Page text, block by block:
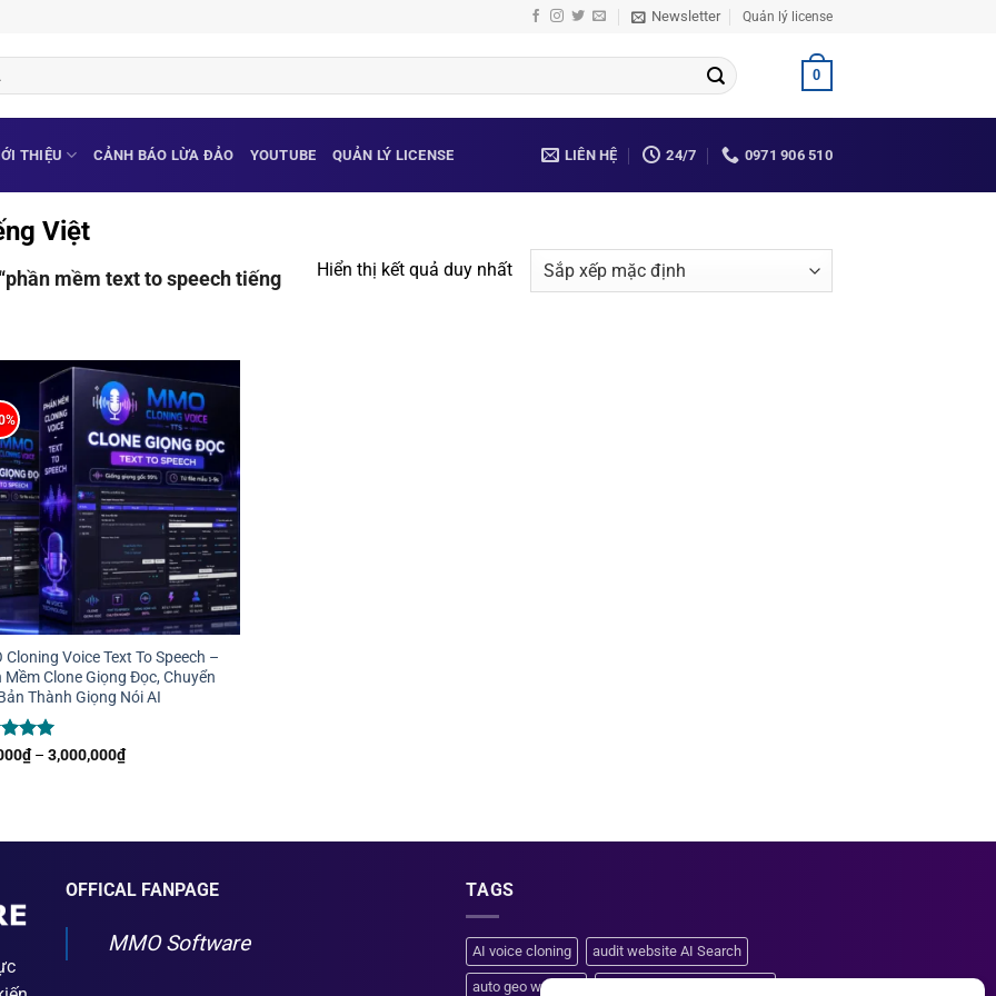
Newsletter Quản lý license
0
THIỆU CẢNH BÁO LỪA ĐẢO YOUTUBE QUẢN LÝ LICENSE LIÊN HỆ 24/7 0971 906 510
Việt
mềm text to speech tiếng
Hiển thị kết quả duy nhất
Cloning Voice Text To Speech –
Mềm Clone Giọng Đọc, Chuyển
Thành Giọng Nói AI
xếp
₫ – 3,000,000₫Khoảng
giá:
OFFICAL FANPAGE
MMO Software
TAGS
AI voice cloning audit website AI Search
auto geo website